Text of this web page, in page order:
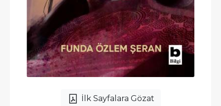
İlk Sayfalara Gözat